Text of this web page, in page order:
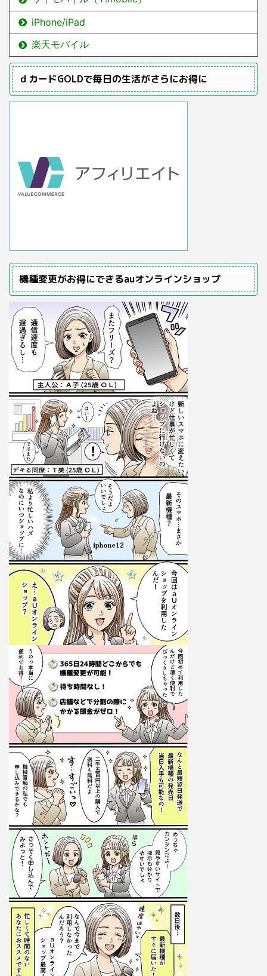
iPhone/iPad
楽天モバイル
ｄカードGOLDで毎日の生活がさらにお得に
機種変更がお得にできるauオンラインショップ